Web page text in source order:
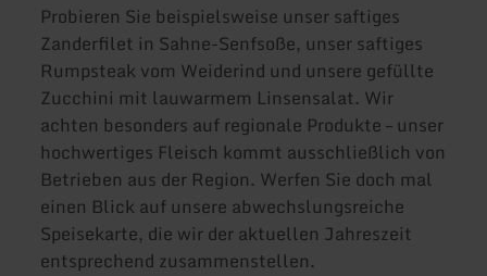
Probieren Sie beispielsweise unser saftiges
Zanderfilet in Sahne-Senfsoße, unser saftiges
Rumpsteak vom Weiderind und unsere gefüllte
Zucchini mit lauwarmem Linsensalat. Wir
achten besonders auf regionale Produkte – unser
hochwertiges Fleisch kommt ausschließlich von
Betrieben aus der Region. Werfen Sie doch mal
einen Blick auf unsere abwechslungsreiche
Speisekarte, die wir der aktuellen Jahreszeit
entsprechend zusammenstellen.